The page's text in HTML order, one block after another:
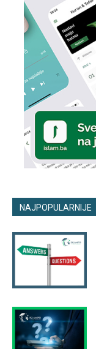
NAJPOPULARNIJE